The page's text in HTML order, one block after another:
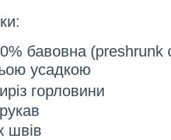
бавовна (preshrunk
усадкою
горловини
швів